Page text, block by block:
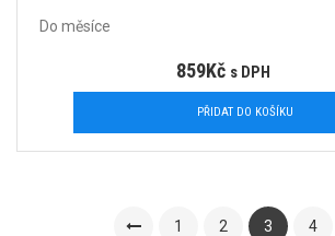
859Kč s DPH
Do měsíce
PŘIDAT DO KOŠÍKU
1 2 3 4